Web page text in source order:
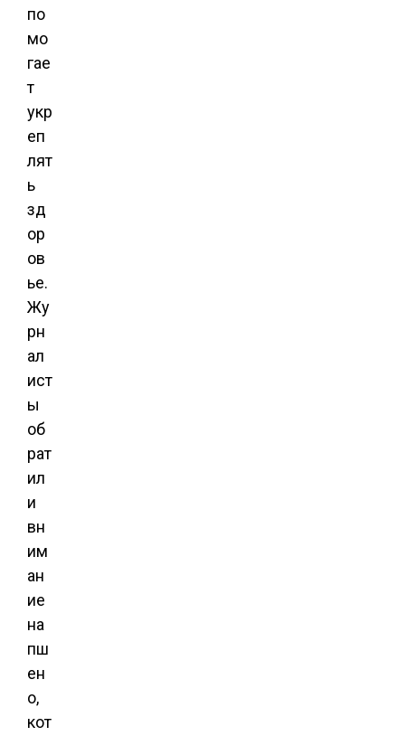
по
мо
гае
т
укр
еп
лят
ь
зд
ор
ов
ье.
Жу
рн
ал
ист
ы
об
рат
ил
и
вн
им
ан
ие
на
пш
ен
о,
кот